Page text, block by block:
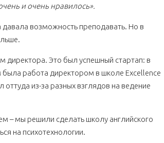
и очень нравилось».
давала возможность преподавать. Но в
директора. Это был успешный стартап: в
работа директором в школе Excellence
из-за разных взглядов на ведение
мы решили сделать школу английского
на психотехнологии.